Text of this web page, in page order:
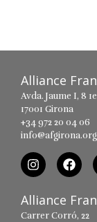
Alliance
Avda. Jaume I, 8
17001 Girona
+34 972 20 04 06
info@afgirona.org
Alliance
Carrer Corró, 22